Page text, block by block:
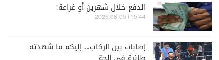
الدفع خلال شهرين أو غرامة!
15:44 | 2026-08-05
إصابات بين الركاب... إليكم ما شهدته